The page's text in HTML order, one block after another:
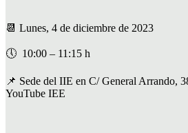
📆 Lunes, 4 de diciembre de 2023
🕔 10:00 – 11:15 h
📌 Sede del IIE en C/ General Arrando,
YouTube IEE